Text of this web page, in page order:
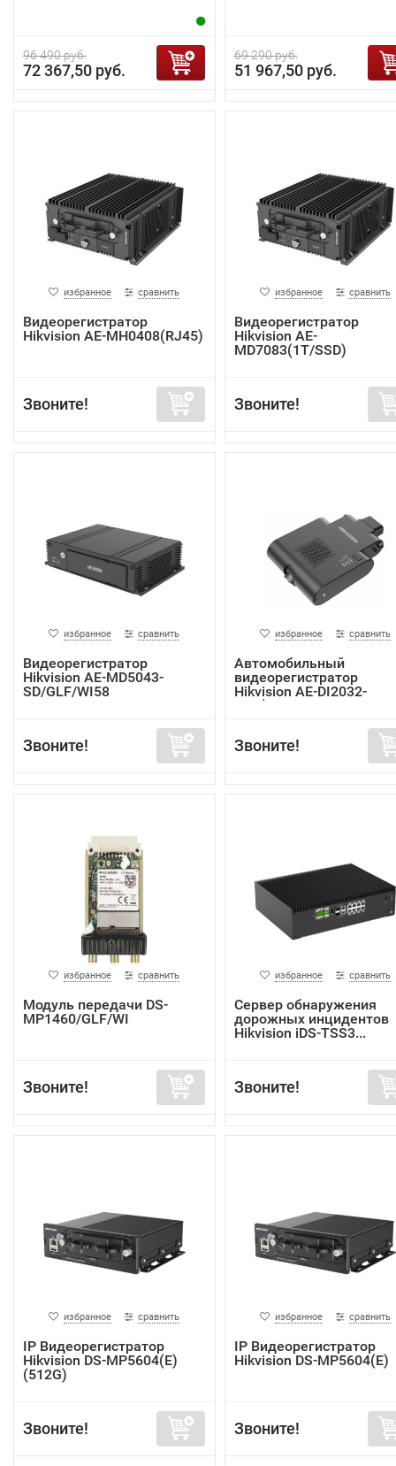
96 490 руб.
72 367,50 руб.
69 290 руб.
51 967,50 руб.
избранное сравнить
Видеорегистратор
Hikvision AE-MH0408(RJ45)
Звоните!
избранное сравнить
Видеорегистратор
Hikvision AE-
MD7083(1T/SSD)
Звоните!
избранное сравнить
Видеорегистратор
Hikvision AE-MD5043-
SD/GLF/WI58
Звоните!
избранное сравнить
Автомобильный
видеорегистратор
Hikvision AE-DI2032-
G40(In...
Звоните!
избранное сравнить
Модуль передачи DS-
MP1460/GLF/WI
Звоните!
избранное сравнить
Сервер обнаружения
дорожных инцидентов
Hikvision iDS-TSS3...
Звоните!
избранное сравнить
IP Видеорегистратор
Hikvision DS-MP5604(E)
(512G)
Звоните!
избранное сравнить
IP Видеорегистратор
Hikvision DS-MP5604(E)
Звоните!